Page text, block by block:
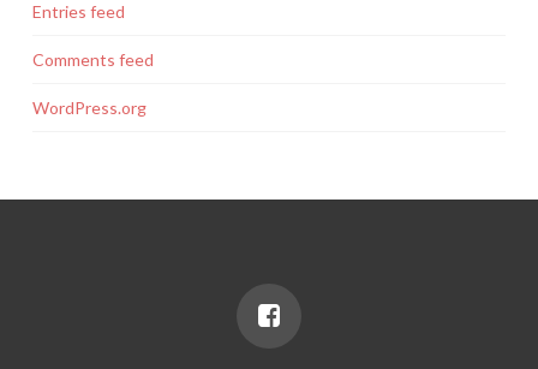
Entries feed
Comments feed
WordPress.org